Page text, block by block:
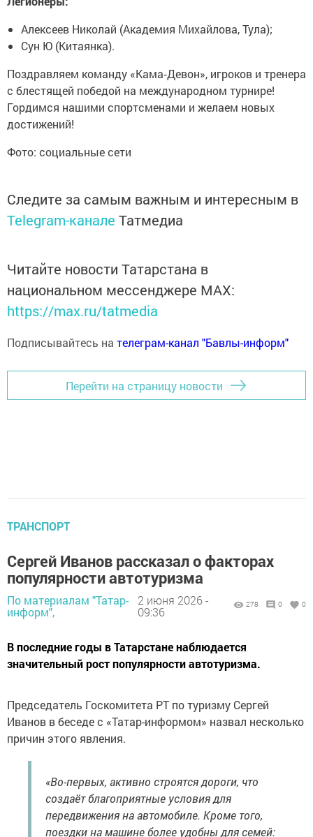
Алексеев Николай (Академия Михайлова, Тула);
Сун Ю (Китаянка).
Поздравляем команду «Кама‑Девон», игроков и тренера
с блестящей победой на международном турнире!
Гордимся нашими спортсменами и желаем новых
достижений!
Фото: социальные сети
Следите за самым важным и интересным в
Telegram-канале Татмедиа
Читайте новости Татарстана в
национальном мессенджере MАХ:
https://max.ru/tatmedia
Подписывайтесь на телеграм-канал "Бавлы-информ"
Перейти на страницу новости
ТРАНСПОРТ
Сергей Иванов рассказал о факторах
популярности автотуризма
По материалам "Татар-
информ",
2 июня 2026 -
09:36
278 0 0
В последние годы в Татарстане наблюдается
значительный рост популярности автотуризма.
Председатель Госкомитета РТ по туризму Сергей
Иванов в беседе с «Татар-информом» назвал несколько
причин этого явления.
«Во-первых, активно строятся дороги, что
создаёт благоприятные условия для
передвижения на автомобиле. Кроме того,
поездки на машине более удобны для семей: